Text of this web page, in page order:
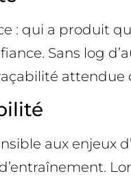
: qui a produit
Sans log
attendue
aux enjeux